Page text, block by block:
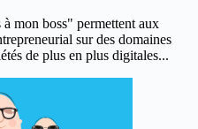
mon boss" permettent aux
sur des domaines
de plus en plus digitales...